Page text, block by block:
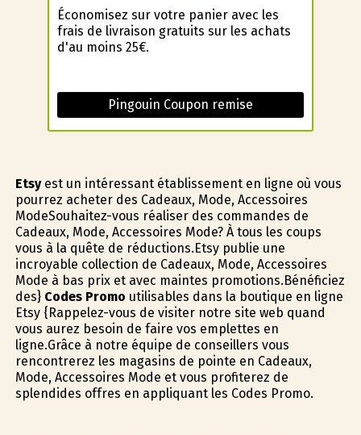
Économisez sur votre panier avec les
frais de livraison gratuits sur les achats
d'au moins 25€.
Pingouin Coupon remise
Etsyest un intéressant établissement en ligne où vous
pourrez acheter des Cadeaux, Mode, Accessoires
ModeSouhaitez-vous réaliser des commandes de
Cadeaux, Mode, Accessoires Mode? À tous les coups
vous à la quête de réductions.Etsy publie une
incroyable collection de Cadeaux, Mode, Accessoires
Mode à bas prix et avec maintes promotions.Bénéficiez
des} Codes Promo utilisables dans la boutique en ligne
Etsy {Rappelez-vous de visiter notre site web quand
vous aurez besoin de faire vos emplettes en
ligne.Grâce à notre équipe de conseillers vous
rencontrerez les magasins de pointe en Cadeaux,
Mode, Accessoires Mode et vous profiterez de
splendides offres en appliquant les Codes Promo.